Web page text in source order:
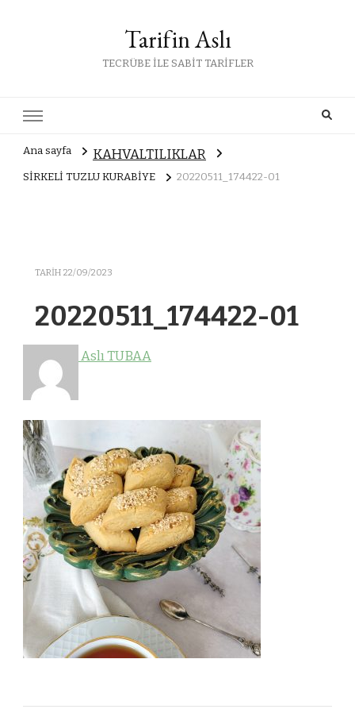
Tarifin Aslı
TECRÜBE İLE SABİT TARİFLER
Ana sayfa KAHVALTILIKLAR
SİRKELİ TUZLU KURABİYE 20220511_174422-01
TARIH 22/09/2023
20220511_174422-01
Aslı TUBAA